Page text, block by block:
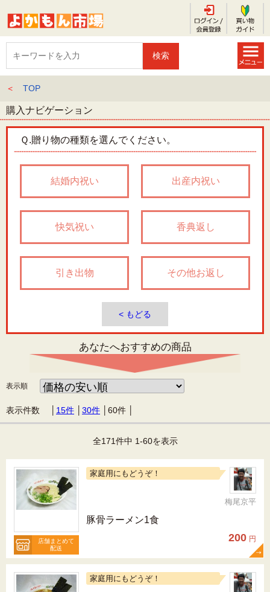
＜ TOP
購入ナビゲーション
Ｑ.贈り物の種類を選んでください。
結婚内祝い 出産内祝い
快気祝い 香典返し
引き出物 その他お返し
< もどる
あなたへおすすめの商品
表示順
表示件数 │ 15件 30件 60件
全171件中 1-60を表示
店舗まとめて
配送
家庭用にもどうぞ！
梅尾京平
豚骨ラーメン1食
200 円
家庭用にもどうぞ！